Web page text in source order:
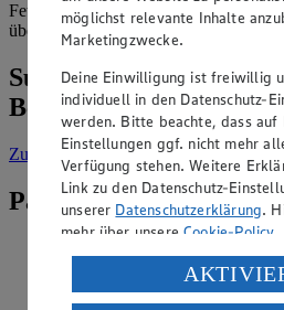
Fett, aber liefert dafür wertvolles
über viel Niacin, außerdem ist Kalium
Suche weitere
Bereich „Fisch &
Zur Suchevorgefiltert nach Kategorie:
Passende Rezepte zu
möglichst relevante Inhalte
Marketingzwecke.
Deine Einwilligung ist freiwillig
individuell in den Datenschutz-
werden. Bitte beachte, dass auf
Einstellungen ggf. nicht mehr
Verfügung stehen. Weitere
Link zu den Datenschutz-
unserer Datenschutzerklärung.
mehr über unsereCookie-Policy.
Verarbeitung deiner
USA durch Facebook und